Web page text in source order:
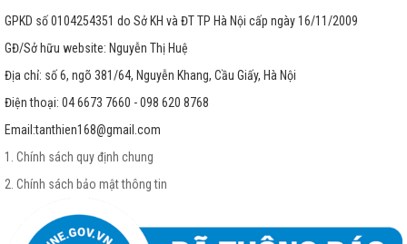
GPKD số 0104254351 do Sở KH và ĐT TP Hà Nội cấp ngày 16/11/2009
GĐ/Sở hữu website: Nguyễn Thị Huệ
Địa chỉ: số 6, ngõ 381/64, Nguyễn Khang, Cầu Giấy, Hà Nội
Điện thoại: 04 6673 7660 - 098 620 8768
Email:tanthien168@gmail.com
1. Chính sách quy định chung
2. Chính sách bảo mật thông tin